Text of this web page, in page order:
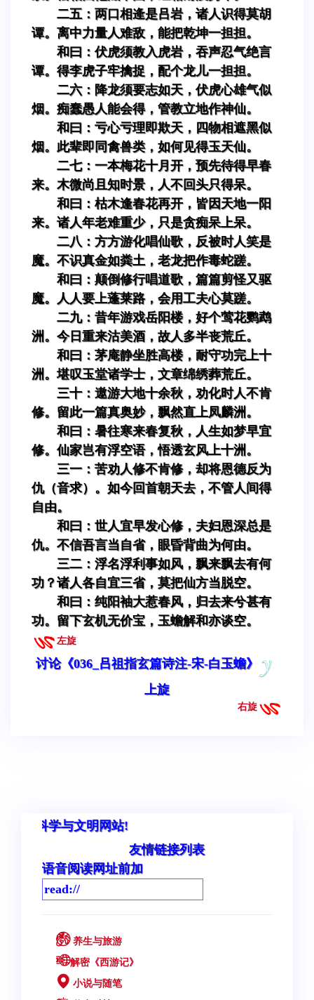
二五：两口相逄是吕岩，诸人识得莫胡
谭。离中力量人难敌，能把乾坤一担担。
和曰：伏虎须教入虎岩，吞声忍气绝言
谭。得李虎子牢擒捉，配个龙儿一担担。
二六：降龙须要志如天，伏虎心雄气似
烟。痴蠢愚人能会得，管教立地作神仙。
和曰：亏心亏理即欺天，四物相遮黑似
烟。此辈即同禽兽类，如何见得玉天仙。
二七：一本梅花十月开，预先待得早春
来。木微尚且知时景，人不回头只得呆。
和曰：枯木逢春花再开，皆因天地一阳
来。诸人年老难重少，只是贪痴呆上呆。
二八：方方游化唱仙歌，反被时人笑是
魔。不识真金如粪土，老龙把作毒蛇蹉。
和曰：颠倒修行唱道歌，篇篇剪怪又驱
魔。人人要上蓬莱路，会用工夫心莫蹉。
二九：昔年游戏岳阳楼，好个莺花鹦鹉
洲。今日重来沽美酒，故人多半丧荒丘。
和曰：茅庵静坐胜高楼，耐守功完上十
洲。堪叹玉堂诸学士，文章绵绣葬荒丘。
三十：遨游大地十余秋，劝化时人不肯
修。留此一篇真奥妙，飘然直上凤麟洲。
和曰：暑往寒来春复秋，人生如梦早宜
修。仙家岂有浮空语，悟透玄风上十洲。
三一：苦劝人修不肯修，却将恩德反为
仇（音求）。如今回首朝天去，不管人间得
自由。
和曰：世人宜早发心修，夫妇恩深总是
仇。不信吾言当自省，眼昏背曲为何由。
三二：浮名浮利事如风，飘来飘去有何
功？诸人各自宜三省，莫把仙方当脱空。
和曰：纯阳袖大惹春风，归去来兮甚有
功。留下玄机无价宝，玉蟾解和亦谈空。
左旋
讨论《036_吕祖指玄篇诗注-宋-白玉蟾》
上旋
右旋
文明网站!
友情链接列表
语音阅读网址前加
养生与旅游
解密《西游记》
小说与随笔